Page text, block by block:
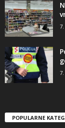
POPULARNE